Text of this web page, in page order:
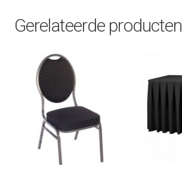
Gerelateerde producten